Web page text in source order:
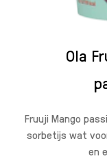
Ola
Fruuji Mango
sorbetijs wat
en